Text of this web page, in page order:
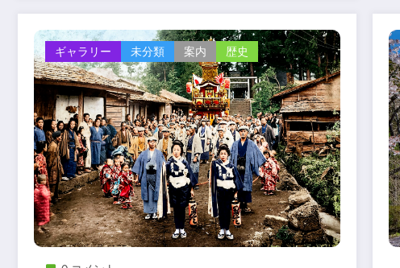
ギャラリー 未分類 案内 歴史